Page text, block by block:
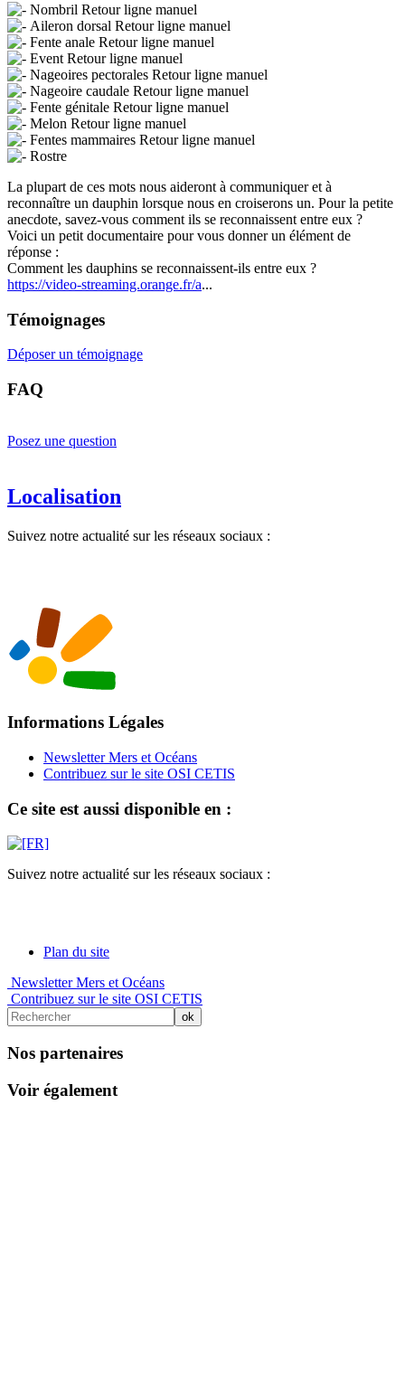
Nombril Retour ligne manuel
Aileron dorsal Retour ligne manuel
Fente anale Retour ligne manuel
Event Retour ligne manuel
Nageoires pectorales Retour ligne manuel
Nageoire caudale Retour ligne manuel
Fente génitale Retour ligne manuel
Melon Retour ligne manuel
Fentes mammaires Retour ligne manuel
Rostre
La plupart de ces mots nous aideront à communiquer et à
reconnaître un dauphin lorsque nous en croiserons un. Pour la petite
anecdote, savez-vous comment ils se reconnaissent entre eux ?
Voici un petit documentaire pour vous donner un élément de
réponse :
Comment les dauphins se reconnaissent-ils entre eux ?
https://video-streaming.orange.fr/a...
Témoignages
Déposer un témoignage
FAQ
Posez une question
Localisation
Suivez notre actualité sur les réseaux sociaux :
Informations Légales
Newsletter Mers et Océans
Contribuez sur le site OSI CETIS
Ce site est aussi disponible en :
Suivez notre actualité sur les réseaux sociaux :
Plan du site
Newsletter Mers et Océans
Contribuez sur le site OSI CETIS
Nos partenaires
Voir également